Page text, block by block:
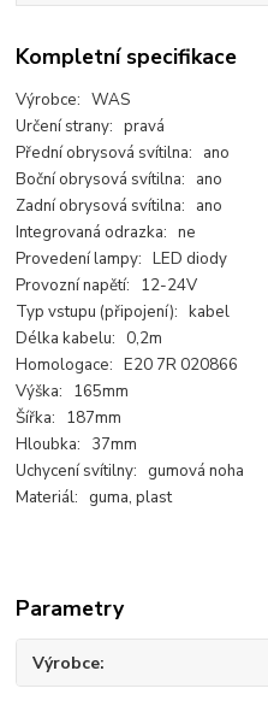
Kompletní specifikace
Výrobce: WAS
Určení strany: pravá
Přední obrysová svítilna: ano
Boční obrysová svítilna: ano
Zadní obrysová svítilna: ano
Integrovaná odrazka: ne
Provedení lampy: LED diody
Provozní napětí: 12-24V
Typ vstupu (připojení): kabel
Délka kabelu: 0,2m
Homologace: E20 7R 020866
Výška: 165mm
Šířka: 187mm
Hloubka: 37mm
Uchycení svítilny: gumová noha
Materiál: guma, plast
Parametry
Výrobce